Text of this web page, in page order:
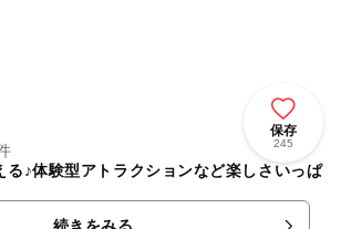
保存
245
る♪体験型アトラクションなど楽しさいっぱ
続きをみる